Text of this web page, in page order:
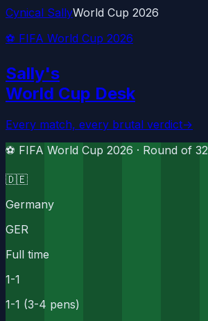
Cynical SallyWorld Cup 2026
⚽ FIFA World Cup 2026
Sally's
World Cup Desk
Every match, every brutal verdict→
⚽ FIFA World Cup 2026 · Round of 32
🇩🇪
Germany
GER
Full time
1-1
1-1 (3-4 pens)